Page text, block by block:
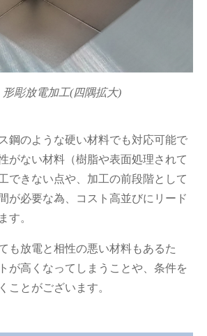
形彫放電加工(四隅拡大)
鋼のような硬い材料でも対応可能で
がない材料（樹脂や表面処理されて
できない点や、加工の前段階として
が必要な為、コスト高並びにリード
す。
も放電と相性の悪い材料もあるた
が高くなってしまうことや、条件を
ことがございます。